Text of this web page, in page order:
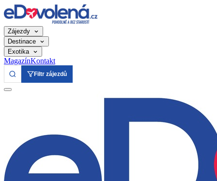
Zájezdy
Destinace
Exotika
MagazínKontakt
Filtr zájezdů